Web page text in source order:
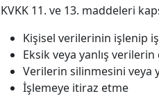
KVKK 11. ve 13. maddeleri
Kişisel verilerinin işlenip
Eksik veya yanlış
Verilerin silinmesini veya
İşlemeye itiraz etme